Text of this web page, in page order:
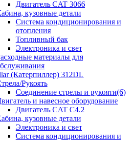
Двигатель CAT 3066
кузовные детали
Система кондиционирования и
отопления
Топливный бак
Электроника и свет
материалы для
(Катерпиллер) 312DL
Рукоять
Соединение стрелы и рукояти(6)
и навесное оборудование
Двигатель CAT С4.2
кузовные детали
Электроника и свет
Система кондиционирования и